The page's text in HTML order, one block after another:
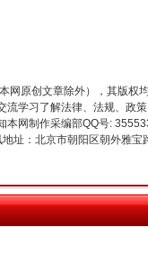
网原创文章除外），其版
学习了解法律、法规、
网制作采编部QQ号:
址：北京市朝阳区朝外雅
今年投资意愿